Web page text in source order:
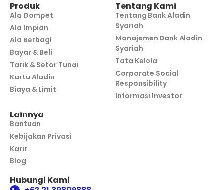
Produk
Ala Dompet
Ala Impian
Ala Berbagi
Bayar & Beli
Tarik & Setor Tunai
Kartu Aladin
Biaya & Limit
Tentang Kami
Tentang Bank Aladin
Syariah
Manajemen Bank Aladin
Syariah
Tata Kelola
Corporate Social
Responsibility
Informasi Investor
Lainnya
Bantuan
Kebijakan Privasi
Karir
Blog
Hubungi Kami